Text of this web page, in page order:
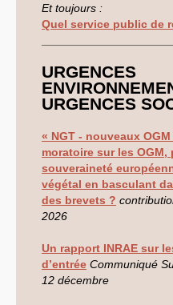
Reconnaissance du
syndicat
L’ancienne rubrique de la
brancheIRSTEA(ex-
IRSTEA , 2018
IRSTEA, 2017
IRSTEA, 2016
IRSTEA, 2015
IRSTEA, 2013
Cemagref - IRSTEA,
Cemagref, 2011
Cemagref, 2010
Cemagref, 2009
Cemagref, 2008
Mandat
PS2004-2008
CQ2005-2008
labellisation Carnot
Et toujours :
Quel service public de
URGENCES
URGENCES
« NGT - nouveaux OGM
moratoire sur les OGM,
souveraineté
végétal en basculant
des brevets ?
2026
Un rapport INRAE sur
d’entrée Communiqué
12 décembre